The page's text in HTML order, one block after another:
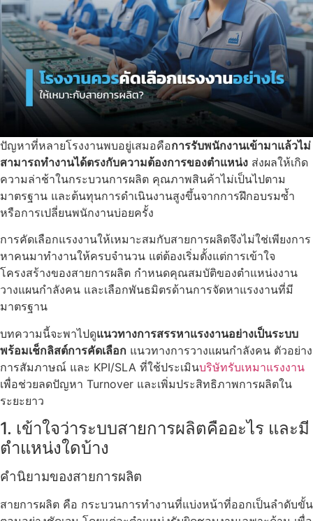
ปัญหาที่หลายโรงงานพบอยู่เสมอคือการรับพนักงานเข้ามาแล้วไม่
สามารถทำงานได้ตรงกับความต้องการของตำแหน่ง ส่งผลให้เกิด
ความล่าช้าในกระบวนการผลิต คุณภาพสินค้าไม่เป็นไปตาม
มาตรฐาน และต้นทุนการดำเนินงานสูงขึ้นจากการฝึกอบรมซ้ำ
หรือการเปลี่ยนพนักงานบ่อยครั้ง
การคัดเลือกแรงงานให้เหมาะสมกับสายการผลิตจึงไม่ใช่เพียงการ
หาคนมาทำงานให้ครบจำนวน แต่ต้องเริ่มตั้งแต่การเข้าใจ
โครงสร้างของสายการผลิต กำหนดคุณสมบัติของตำแหน่งงาน
วางแผนกำลังคน และเลือกพันธมิตรด้านการจัดหาแรงงานที่มี
มาตรฐาน
บทความนี้จะพาไปดูแนวทางการสรรหาแรงงานอย่างเป็นระบบ
พร้อมเช็กลิสต์การคัดเลือก แนวทางการวางแผนกำลังคน ตัวอย่าง
การสัมภาษณ์ และ KPI/SLA ที่ใช้ประเมินบริษัทรับเหมาแรงงาน
เพื่อช่วยลดปัญหา Turnover และเพิ่มประสิทธิภาพการผลิตใน
ระยะยาว
1. เข้าใจว่าระบบสายการผลิตคืออะไร และมี
ตำแหน่งใดบ้าง
คำนิยามของสายการผลิต
สายการผลิต คือ กระบวนการทำงานที่แบ่งหน้าที่ออกเป็นลำดับขั้น